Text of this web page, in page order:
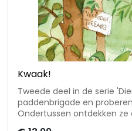
Kwaak!
Tweede deel in de serie
paddenbrigade en proberen juf Kim van haar kikkerangst af te helpen.
Ondertussen ontdekken ze